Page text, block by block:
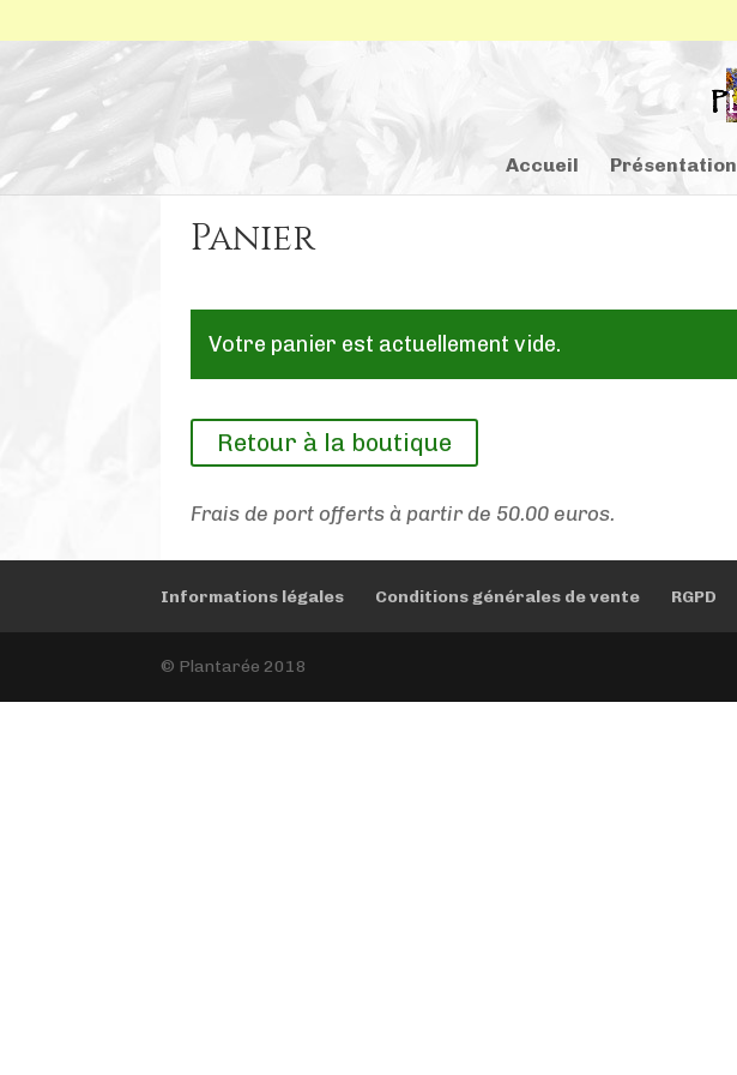
Accueil Présentation
Panier
Votre panier est actuellement vide.
Retour à la boutique
Frais de port offerts à partir de 50.00 euros.
Informations légales Conditions générales de vente RGPD
© Plantarée 2018